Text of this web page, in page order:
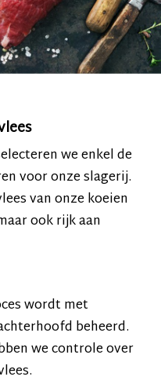
we enkel de
voor onze slagerij.
van onze koeien
ook rijk aan
wordt met
beheerd.
we controle over